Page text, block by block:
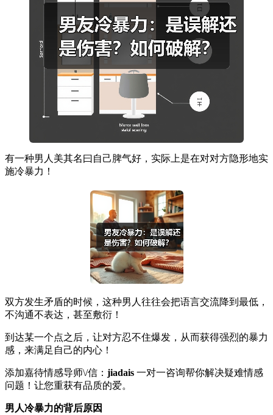
有一种男人美其名曰自己脾气好，实际上是在对对方隐形地实
施冷暴力！
双方发生矛盾的时候，这种男人往往会把语言交流降到最低，
不沟通不表达，甚至敷衍！
到达某一个点之后，让对方忍不住爆发，从而获得强烈的暴力
感，来满足自己的内心！
添加嘉待情感导师\/信： jiadais 一对一咨询帮你解决疑难情感
问题！让您重获有品质的爱。
男人冷暴力的背后原因